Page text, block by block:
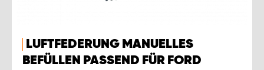
LUFTFEDERUNG MANUELLES
BEFÜLLEN PASSEND FÜR FORD